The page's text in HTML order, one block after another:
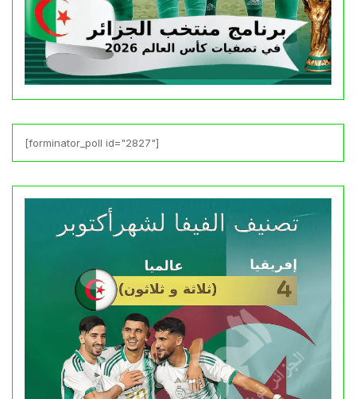
[forminator_poll id="2827"]